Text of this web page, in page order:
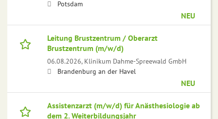
Potsdam
NEU
Leitung Brustzentrum / Oberarzt
Brustzentrum (m/w/d)
06.08.2026, Klinikum Dahme-Spreewald GmbH
Brandenburg an der Havel
NEU
Assistenzarzt (m/w/d) für Anästhesiologie ab
dem 2. Weiterbildungsjahr